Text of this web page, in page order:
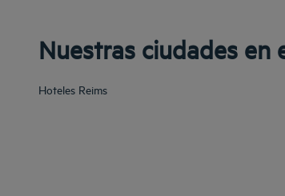
Nuestras ciudades en
Hoteles Reims